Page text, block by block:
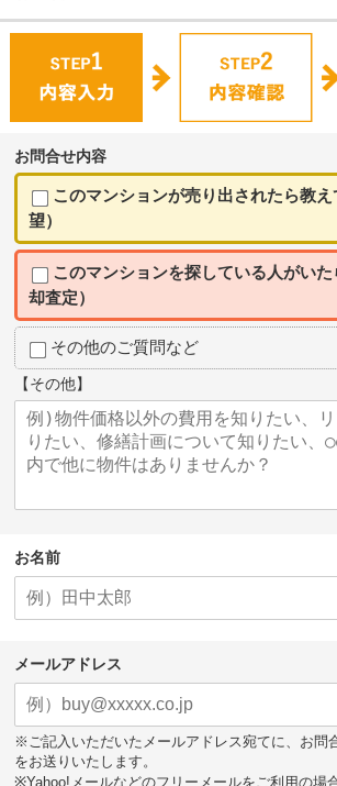
お問合せ内容
このマンションが売り出されたら教
望）
このマンションを探している人がい
却査定）
その他のご質問など
【その他】
お名前
メールアドレス
※ご記入いただいたメールアドレス宛てに、お問
をお送りいたします。
※Yahoo!メールなどのフリーメールをご利用の場